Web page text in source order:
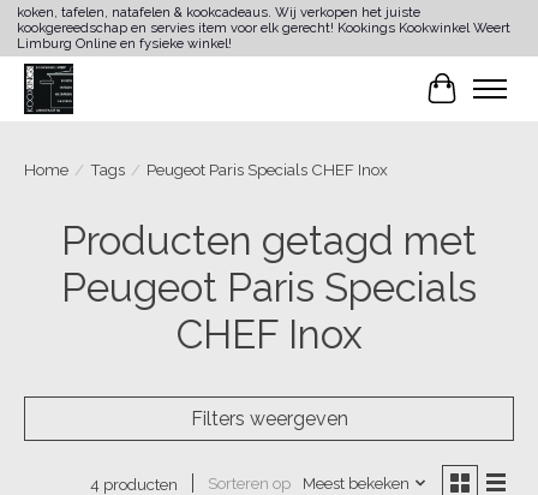
koken, tafelen, natafelen & kookcadeaus. Wij verkopen het juiste
kookgereedschap en servies item voor elk gerecht! Kookings Kookwinkel Weert
Limburg Online en fysieke winkel!
Home / Tags / Peugeot Paris Specials CHEF Inox
Producten getagd met
Peugeot Paris Specials
CHEF Inox
Filters weergeven
4 producten Sorteren op Meest bekeken